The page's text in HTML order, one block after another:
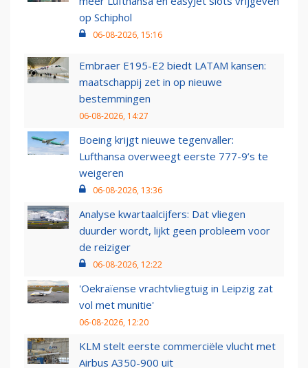
op Schiphol
06-08-2026, 15:16
Embraer E195-E2 biedt LATAM kansen:
maatschappij zet in op nieuwe
bestemmingen
06-08-2026, 14:27
Boeing krijgt nieuwe tegenvaller:
Lufthansa overweegt eerste 777-9’s te
weigeren
06-08-2026, 13:36
Analyse kwartaalcijfers: Dat vliegen
duurder wordt, lijkt geen probleem voor
de reiziger
06-08-2026, 12:22
'Oekraïense vrachtvliegtuig in Leipzig zat
vol met munitie'
06-08-2026, 12:20
KLM stelt eerste commerciële vlucht met
Airbus A350-900 uit